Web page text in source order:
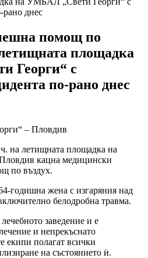
рано днес
помощ по
площадка
Георги“ с
по-рано днес
на летищната площадка на
кацна медицински
по въздух.
годишна жена с изгаряния над
белодробна травма.
заведение и е
и непрекъснато
екипи полагат всички
на състоянието ѝ.